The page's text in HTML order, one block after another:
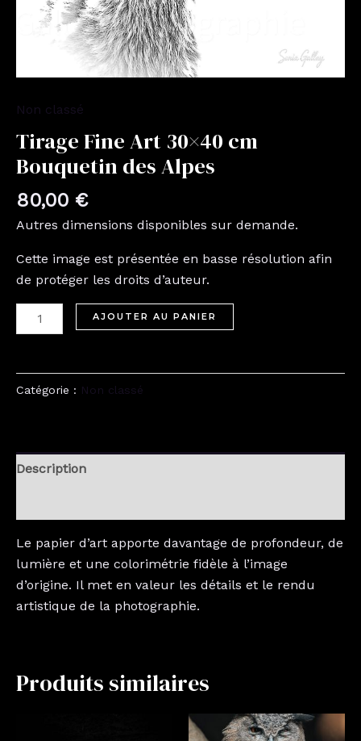
Non classé
Tirage Fine Art 30×40 cm
Bouquetin des Alpes
80,00 €
Autres dimensions disponibles sur demande.
Cette image est présentée en basse résolution afin
de protéger les droits d’auteur.
AJOUTER AU PANIER
Catégorie : Non classé
Description
Le papier d’art apporte davantage de profondeur, de
lumière et une colorimétrie fidèle à l’image
d’origine. Il met en valeur les détails et le rendu
artistique de la photographie.
Produits similaires